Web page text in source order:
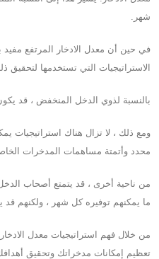
شهر.
في حين أن معدل الادخار المرتفع
الاستراتيجيات التي تستخدمها
بالنسبة لذوي الدخل المنخفض ، قد
ومع ذلك ، لا تزال هناك استراتيجيات
محدد وأتمتة مساهمات المدخرات
من ناحية أخرى ، قد يتمتع أصحاب
ما يمكنهم توفيره كل شهر ، ولكنهم قد
من خلال فهم استراتيجيات معدل
تعظيم إمكانات مدخراتك وتحقيق